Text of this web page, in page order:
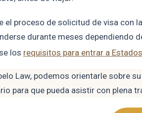
el proceso de solicitud de visa con
durante meses dependiendo
los requisitos para entrar a
Law, podemos orientarle sobre
para que pueda asistir con plena